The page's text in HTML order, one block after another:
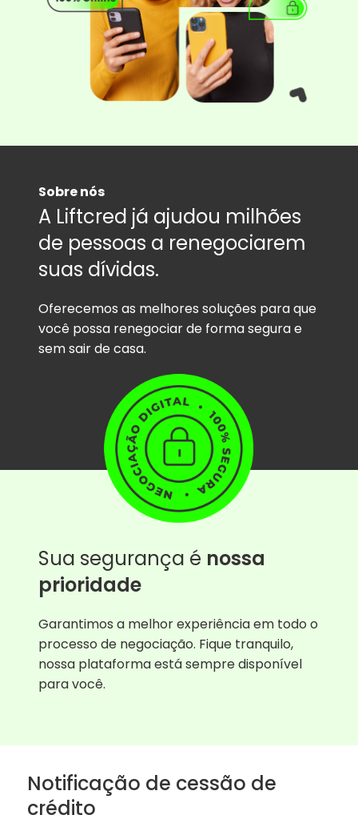
Sobre nós
A Liftcred já ajudou milhões
de pessoas a renegociarem
suas dívidas.
Oferecemos as melhores soluções para que
você possa renegociar de forma segura e
sem sair de casa.
Sua segurança é nossa
prioridade
Garantimos a melhor experiência em todo o
processo de negociação. Fique tranquilo,
nossa plataforma está sempre disponível
para você.
Notificação de cessão de
crédito